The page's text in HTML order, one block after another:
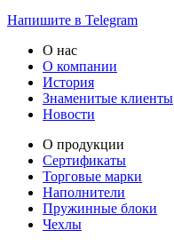
Напишите в Telegram
О нас
О компании
История
Знаменитые клиенты
Новости
О продукции
Сертификаты
Торговые марки
Наполнители
Пружинные блоки
Чехлы